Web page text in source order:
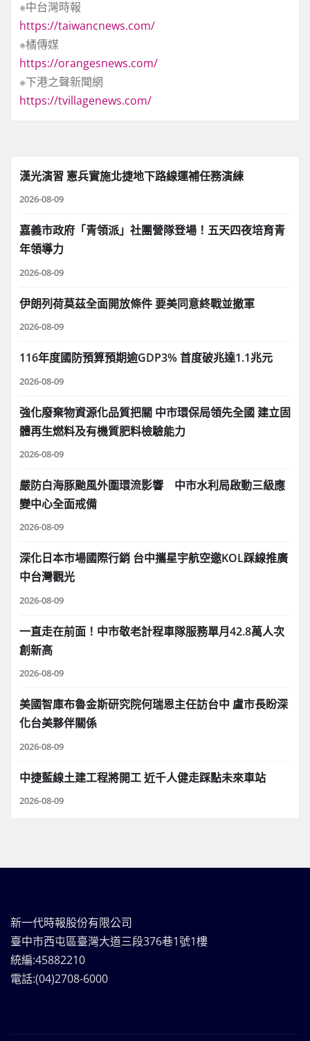
※中台灣時報
https://taiwancnews.com/
※橘傳媒
https://orangesnews.com/
※下港之聲新聞網
https://tvillagenews.com/
漢光演習 憲兵實施北捷地下路線運補任務演練
2026-08-09
嘉義市政府「青領派」社團營隊登場！五天四夜培育青
年領導力
2026-08-09
伊朗列荷莫茲全面開放條件 要美同意終戰並撤軍
2026-08-09
116年度國防預算預期逾GDP3% 首度破兆達1.1兆元
2026-08-09
強化廢棄物資源化品質把關 中市環保局領先全國 建立固
體再生燃料及有機質肥料檢驗能力
2026-08-09
嚴防白海豚颱風外圍環流影響 中市水利局啟動三級應
變中心全面戒備
2026-08-09
深化日本市場國際行銷 台中攜星宇航空邀KOL踩線推廣
中台灣觀光
2026-08-09
一直走在前面！中市敬老計程車隊服務單月42.8萬人次
創新高
2026-08-09
美國智庫布魯金斯研究院何瑞恩主任訪台中 盧市長盼深
化台美夥伴關係
2026-08-09
中捷藍線土建工程將開工 近千人健走踩點未來車站
2026-08-09
新一代時報股份有限公司
臺中市西屯區臺灣大道三段376巷1號1樓
統編:45882210
電話:(04)2708-6000